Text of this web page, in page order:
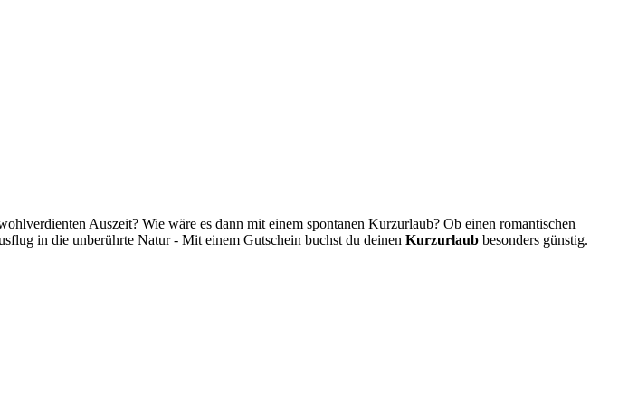
Auszeit? Wie wäre es dann mit einem spontanen Kurzurlaub? Ob einen romantischen
in die unberührte Natur - Mit einem Gutschein buchst du deinen Kurzurlaub besonders günstig.